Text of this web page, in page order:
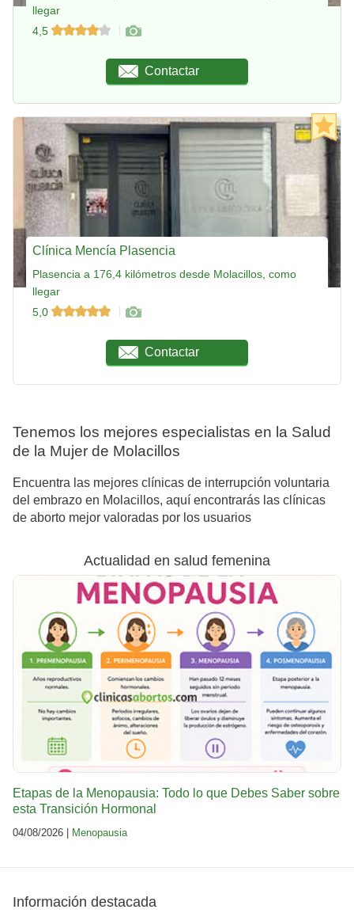
llegar
4,5
Contactar
Clínica Mencía Plasencia
Plasencia a 176,4 kilómetros desde Molacillos, como
llegar
5,0
Contactar
Tenemos los mejores especialistas en la Salud
de la Mujer de Molacillos
Encuentra las mejores clínicas de interrupción voluntaria
del embrazo en Molacillos, aquí encontrarás las clínicas
de aborto mejor valoradas por los usuarios
Actualidad en salud femenina
Etapas de la Menopausia: Todo lo que Debes Saber sobre
esta Transición Hormonal
04/08/2026 | Menopausia
Información destacada